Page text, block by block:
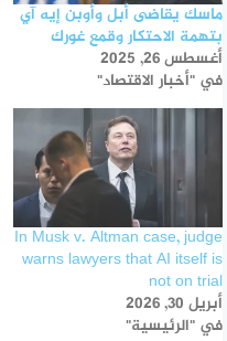
ماسك يقاضى أبل وأوبن إيه آي
بتهمة الاحتكار وقمع غورك
أغسطس 26, 2025
في "أخبار الاقتصاد"
In Musk v. Altman case, judge
warns lawyers that AI itself is
not on trial
أبريل 30, 2026
في "الرئيسية"